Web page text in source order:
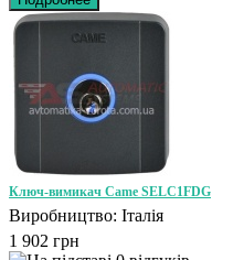
Ключ-вимикач Came SELC1FDG
Виробництво: Італія
1 902 грн